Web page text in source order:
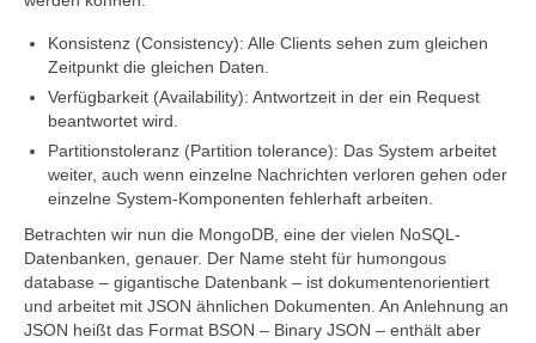
Konsistenz (Consistency): Alle Clients sehen zum gleichen
Zeitpunkt die gleichen Daten.
Verfügbarkeit (Availability): Antwortzeit in der ein Request
beantwortet wird.
Partitionstoleranz (Partition tolerance): Das System arbeitet
weiter, auch wenn einzelne Nachrichten verloren gehen oder
einzelne System-Komponenten fehlerhaft arbeiten.
Betrachten wir nun die MongoDB, eine der vielen NoSQL-
Datenbanken, genauer. Der Name steht für humongous
database – gigantische Datenbank – ist dokumentenorientiert
und arbeitet mit JSON ähnlichen Dokumenten. An Anlehnung an
JSON heißt das Format BSON – Binary JSON – enthält aber